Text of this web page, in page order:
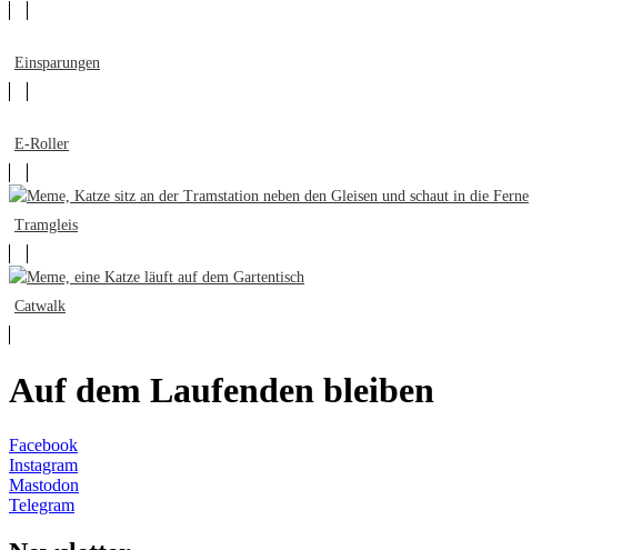
Einsparungen
E-Roller
Tramgleis
Catwalk
Auf dem Laufenden bleiben
Facebook
Instagram
Mastodon
Telegram